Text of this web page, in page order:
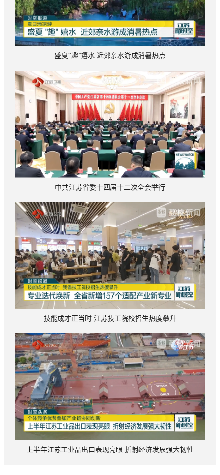
盛夏“趣”嬉水 近郊亲水游成消暑热点
中共江苏省委十四届十二次全会举行
技能成才正当时 江苏技工院校招生热度攀升
上半年江苏工业品出口表现亮眼 折射经济发展强大韧性